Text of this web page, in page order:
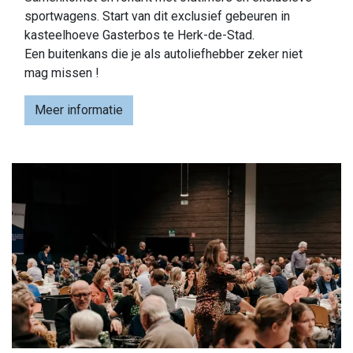
sportwagens. Start van dit exclusief gebeuren in
kasteelhoeve Gasterbos te Herk-de-Stad.
Een buitenkans die je als autoliefhebber zeker niet
mag missen !
Meer informatie